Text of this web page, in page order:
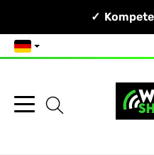
Persönlich &
Deutsch